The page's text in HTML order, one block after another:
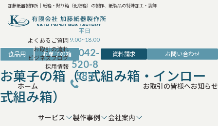
加藤紙器製作所｜紙箱・貼り箱（化粧箱）の製作、紙製品の特殊加工・装飾
よくあるご質問
お取引の流れ
ビジネスブログ
採用情報
平日
9:00~18:00
042-
520-8
583
資料請求 お問い合わせ
ホーム
サービス 製作事例 会社案内
お取引の皆様へお知らせ
食品用 お菓子の箱
お菓子の箱（C式組み箱・インロー
式組み箱）